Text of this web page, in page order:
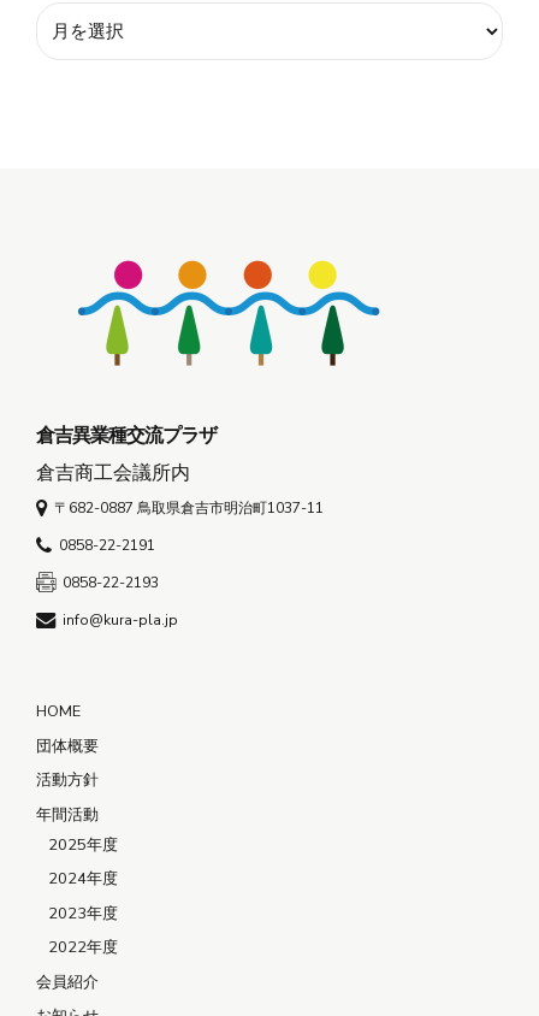
倉吉異業種交流プラザ
倉吉商工会議所内
〒682-0887 鳥取県倉吉市明治町1037-11
0858-22-2191
0858-22-2193
info@kura-pla.jp
HOME
団体概要
活動方針
年間活動
2025年度
2024年度
2023年度
2022年度
会員紹介